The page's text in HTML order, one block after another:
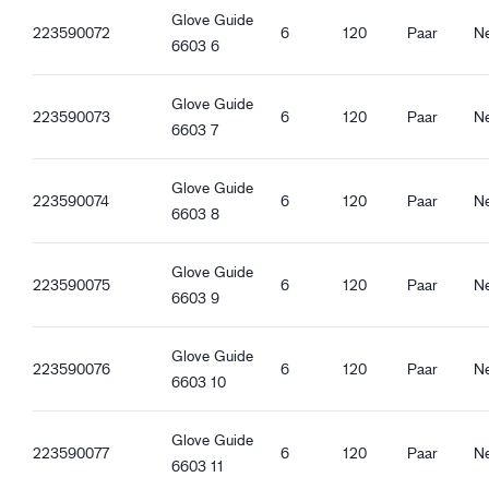
Kwaliteitskenmerken
Metaalvrij
REACH-compatibel
Oeko-Tex Confidence in textiles
Goedgekeurd voor contact met levensmiddelen - Alle
soorten levensmiddelen
ESD
Ergonomische eigenschappen
Gebreide manchet
Goede natte grip
223590072
Glove Guide
6603 6
6 120 Paar
223590073
Glove Guide
6603 7
6 120 Paar
223590074
Glove Guide
6603 8
6 120 Paar
223590075
Glove Guide
6603 9
6 120 Paar
223590076
Glove Guide
6603 10
6 120 Paar
223590077
Glove Guide
6603 11
6 120 Paar